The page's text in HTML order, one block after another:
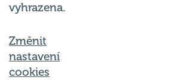
vyhrazena.
Změnit
nastavení
cookies